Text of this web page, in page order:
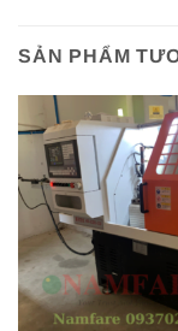
SẢN PHẨM